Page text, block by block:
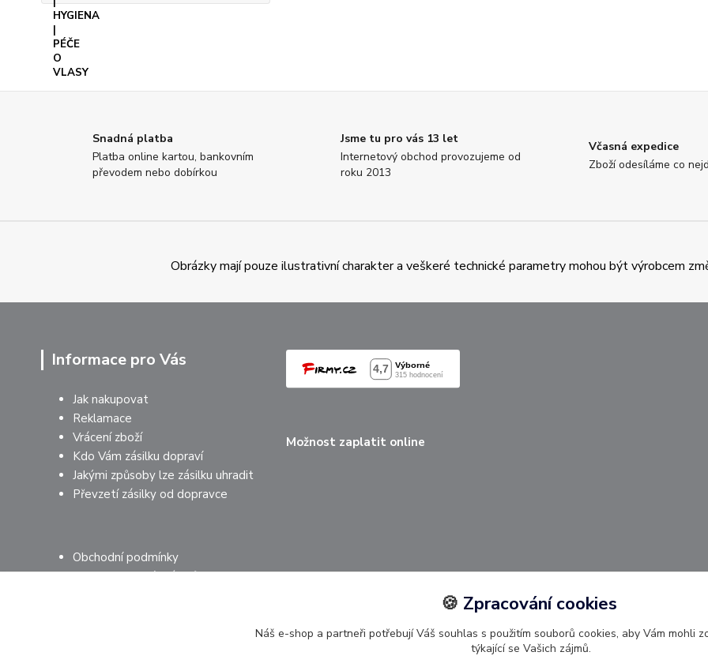
Snadná platba
Platba online kartou, bankovním
převodem nebo dobírkou
Jsme tu pro vás 13 let
Internetový obchod provozujeme od
roku 2013
Včasná expedice
Zboží odesíláme co
Obrázky mají pouze ilustrativní charakter a veškeré technické parametry mohou být výrobcem
Informace pro Vás
Jak nakupovat
Reklamace
Vrácení zboží
Kdo Vám zásilku dopraví
Jakými způsoby lze zásilku uhradit
Převzetí zásilky od dopravce
Obchodní podmínky
Ochrana osobních údajů
Možnost zaplatit online
🍪 Zpracování cookies
Náš e-shop a partneři potřebují Váš souhlas s použitím souborů cookies, aby Vám mohli
týkající se Vašich zájmů.